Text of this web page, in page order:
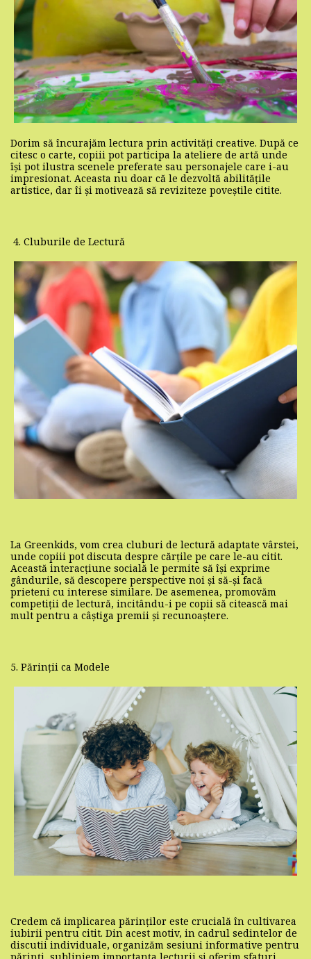
Dorim să încurajăm lectura prin activități creative. După ce
citesc o carte, copiii pot participa la ateliere de artă unde
își pot ilustra scenele preferate sau personajele care i-au
impresionat. Aceasta nu doar că le dezvoltă abilitățile
artistice, dar îi și motivează să reviziteze poveștile citite.
4. Cluburile de Lectură
La Greenkids, vom crea cluburi de lectură adaptate vârstei,
unde copiii pot discuta despre cărțile pe care le-au citit.
Această interacțiune socială le permite să își exprime
gândurile, să descopere perspective noi și să-și facă
prieteni cu interese similare. De asemenea, promovăm
competiții de lectură, incitându-i pe copii să citească mai
mult pentru a câștiga premii și recunoaștere.
5. Părinții ca Modele
Credem că implicarea părinților este crucială în cultivarea
iubirii pentru citit. Din acest motiv, in cadrul sedintelor de
discutii individuale, organizăm sesiuni informative pentru
părinți, subliniem importanța lecturii și oferim sfaturi